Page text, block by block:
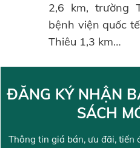
2,6 km, trường
bệnh viện quốc
Thiêu 1,3 km…
ĐĂNG KÝ NHẬN
SÁCH
Thông tin giá bán, ưu đãi, tiến